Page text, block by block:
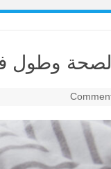
الصحة وطول